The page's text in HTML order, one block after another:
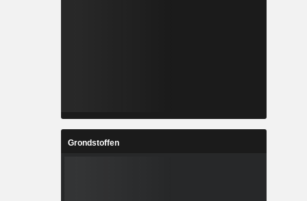
Grondstoffen